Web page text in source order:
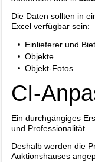
Die Daten sollten in
Excel verfügbar sein:
Einlieferer und
Objekte
Objekt-Fotos
CI-
Ein durchgängiges
und Professionalität.
Deshalb werden die
Auktionshauses